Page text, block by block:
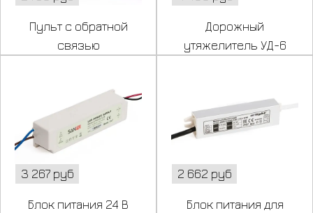
Пульт с обратной
связью
Дорожный
утяжелитель УД-6
3 267 руб
Блок питания 24 В
2 662 руб
Блок питания для